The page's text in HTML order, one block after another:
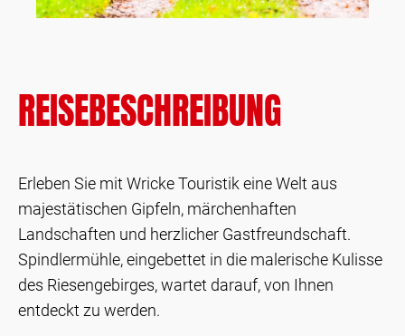
REISEBESCHREIBUNG
Erleben Sie mit Wricke Touristik eine Welt aus
majestätischen Gipfeln, märchenhaften
Landschaften und herzlicher Gastfreundschaft.
Spindlermühle, eingebettet in die malerische Kulisse
des Riesengebirges, wartet darauf, von Ihnen
entdeckt zu werden.